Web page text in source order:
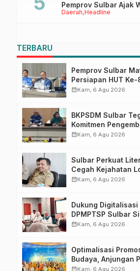
Daerah Headline
Pemprov Sulbar Ajak
Ruang Digital
TERBARU
Pemprov Sulbar
Persiapan HUT Ke-
Upacara di
calendar_monthKam, 6 Agu 2026
BKPSDM Sulbar
Komitmen
Kompetensi ASN
calendar_monthKam, 6 Agu 2026
Sulbar Perkuat
Cegah Kejahatan
calendar_monthKam, 6 Agu 2026
Dukung Digitalisasi
DPMPTSP Sulbar
Aplikasi FLEKSI ASN
calendar_monthKam, 6 Agu 2026
Optimalisasi
Budaya, Anjungan
Sulawesi Barat
calendar_monthKam, 6 Agu 2026